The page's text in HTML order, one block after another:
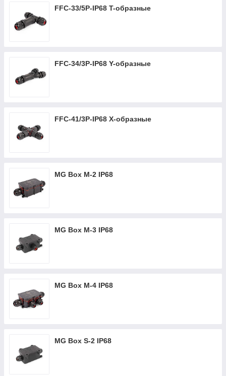
FFC-33/5P-IP68 T-образные
FFC-34/3P-IP68 Y-образные
FFC-41/3P-IP68 X-образные
MG Box M-2 IP68
MG Box M-3 IP68
MG Box M-4 IP68
MG Box S-2 IP68